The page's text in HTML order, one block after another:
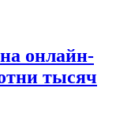
онлайн-
тысяч